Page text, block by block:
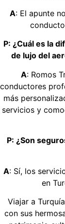
A: El apunte
P: ¿Cuál es la
de lujo del
A: Romos
conductores
más
servicios y
P: ¿Son
A: Sí, los
en
Viajar a
con sus